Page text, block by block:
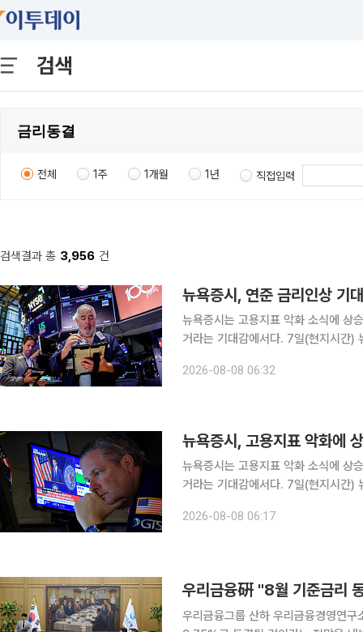
검색
전체 1주 1개월 1년 직접입력
검색결과 총 3,956 건
뉴욕증시는 고용지표 악화 소식에 상
거라는 기대감에서다. 7일(현지시간) 뉴욕증권거래소에서 다우지수는 전 거래일 대비 151.83포인
7757.64에, 기술주 중심의 나스닥
2026-08-08 06:32
뉴욕증시, 고용지표 악화에
뉴욕증시는 고용지표 악화 소식에 상
거라는 기대감에서다. 7일(현지시간) 뉴욕증권거래소에서 다우지수는 전 거래일 대비 151.83포인
7757.64에, 기술주 중심의 나스닥
2026-08-08 06:17
우리금융硏 "8월 기준금리
우리금융그룹 산하 우리금융경영연